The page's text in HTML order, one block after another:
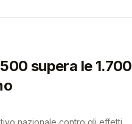
supera le 1.700
nazionale contro gli effetti